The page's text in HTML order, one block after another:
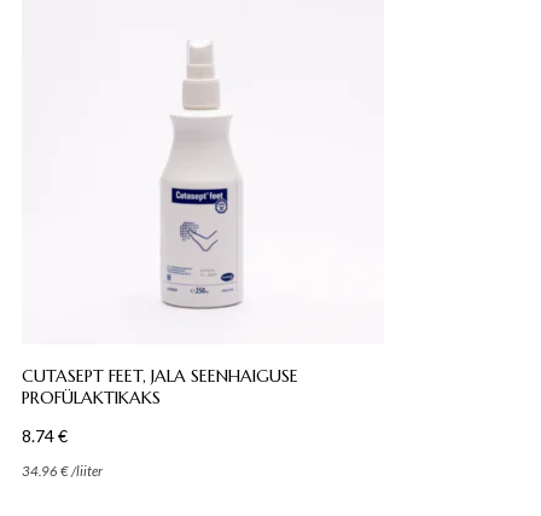
CUTASEPT FEET, JALA SEENHAIGUSE
PROFÜLAKTIKAKS
8.74€
34.96 €/liiter